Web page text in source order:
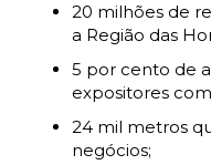
20 milhões de
a Região das
5 por cento de
expositores
24 mil metros
negócios;